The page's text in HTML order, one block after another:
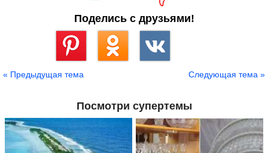
Поделись с друзьями!
« Предыдущая тема Следующая тема »
Посмотри супертемы